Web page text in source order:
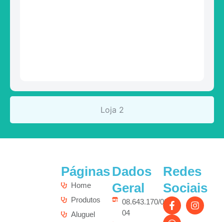
Loja 2
Páginas
Home
Produtos
Aluguel
Dados
Geral
08.643.170/0001-
04
Redes
Sociais